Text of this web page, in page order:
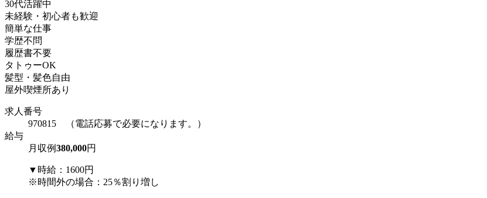
30代活躍中
未経験・初心者も歓迎
簡単な仕事
学歴不問
履歴書不要
タトゥーOK
髪型・髪色自由
屋外喫煙所あり
求人番号
970815 （電話応募で必要になります。）
給与
月収例380,000円
▼時給：1600円
※時間外の場合：25％割り増し